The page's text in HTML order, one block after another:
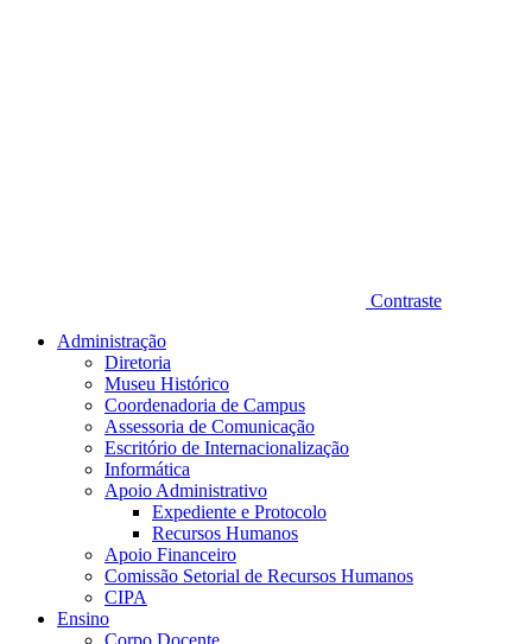
Contraste
Administração
Diretoria
Museu Histórico
Coordenadoria de Campus
Assessoria de Comunicação
Escritório de Internacionalização
Informática
Apoio Administrativo
Expediente e Protocolo
Recursos Humanos
Apoio Financeiro
Comissão Setorial de Recursos Humanos
CIPA
Ensino
Corpo Docente